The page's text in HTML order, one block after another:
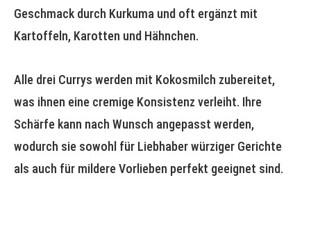
Geschmack durch Kurkuma und oft ergänzt mit
Kartoffeln, Karotten und Hähnchen.
Alle drei Currys werden mit Kokosmilch zubereitet,
was ihnen eine cremige Konsistenz verleiht. Ihre
Schärfe kann nach Wunsch angepasst werden,
wodurch sie sowohl für Liebhaber würziger Gerichte
als auch für mildere Vorlieben perfekt geeignet sind.